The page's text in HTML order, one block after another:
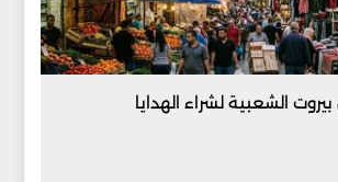
الشعبية لشراء الهدايا